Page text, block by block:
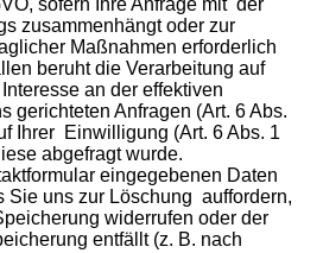
sofern Ihre Anfrage mit der
zusammenhängt oder zur
Maßnahmen erforderlich
beruht die Verarbeitung auf
an der effektiven
gerichteten Anfragen (Art. 6 Abs.
Ihrer Einwilligung (Art. 6 Abs. 1
abgefragt wurde.
eingegebenen Daten
Sie uns zur Löschung auffordern,
widerrufen oder der
entfällt (z. B. nach